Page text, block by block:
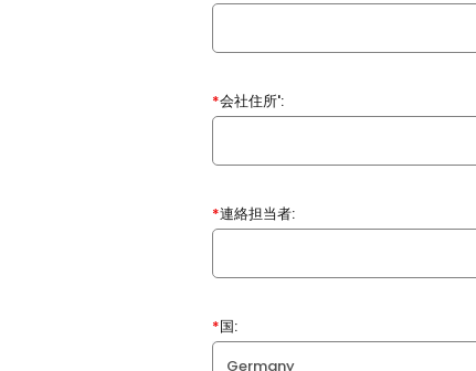
*会社住所':
*連絡担当者:
*国: